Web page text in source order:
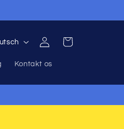
Kontakt os
EinloggenWarenkorb